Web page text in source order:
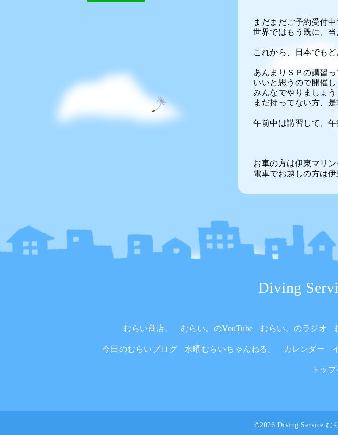
まだまだご予約受付
世界ではもう既に、
これから、日本でも
あんまりＳＰの講習
いいと思うので開催し
みんなでやりましょう
まだ持ってない方、
午前中は講習して、
お車の方は伊東マリ
電車でお越しの方は
Diving
むらい商店。 むらい。のYouTube むらい。のラジオ
今日のむらいブログ 水曜むらいちゃんねる。 カレンダー
トッ
©2026 Diving Service む